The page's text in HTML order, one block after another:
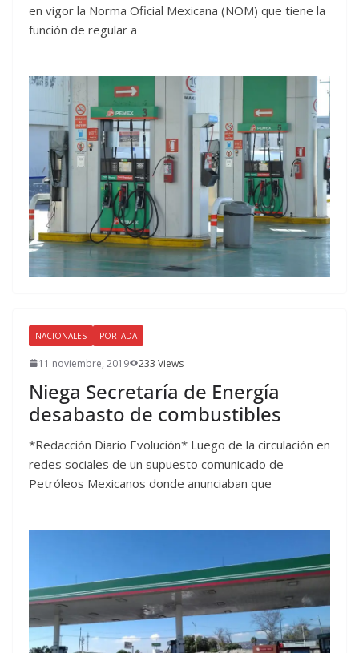
en vigor la Norma Oficial Mexicana (NOM) que tiene la
función de regular a
NACIONALES PORTADA
11 noviembre, 2019 233 Views
Niega Secretaría de Energía
desabasto de combustibles
*Redacción Diario Evolución* Luego de la circulación en
redes sociales de un supuesto comunicado de
Petróleos Mexicanos donde anunciaban que